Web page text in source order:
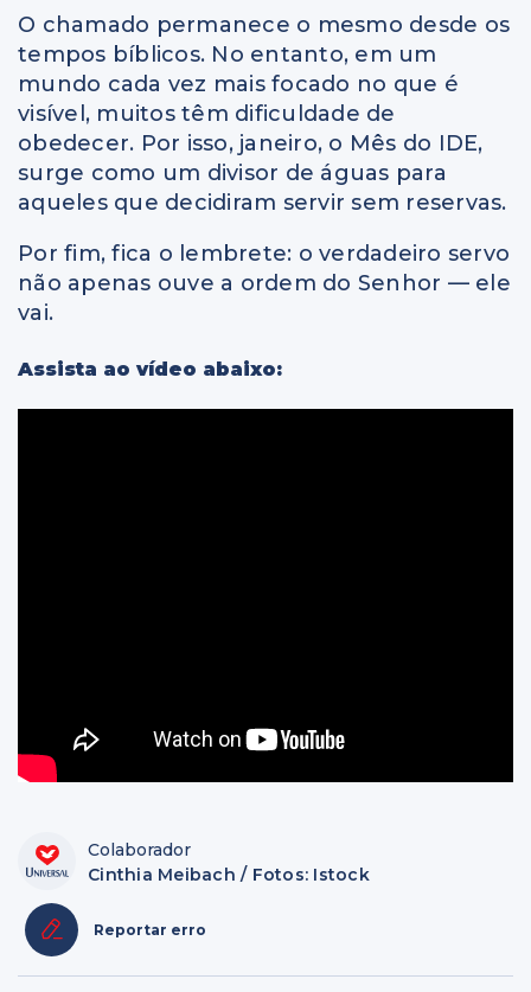
O chamado permanece o mesmo desde os
tempos bíblicos. No entanto, em um
mundo cada vez mais focado no que é
visível, muitos têm dificuldade de
obedecer. Por isso, janeiro, o Mês do IDE,
surge como um divisor de águas para
aqueles que decidiram servir sem reservas.
Por fim, fica o lembrete: o verdadeiro servo
não apenas ouve a ordem do Senhor — ele
vai.
Assista ao vídeo abaixo:
Colaborador
Cinthia Meibach / Fotos: Istock
Reportar erro